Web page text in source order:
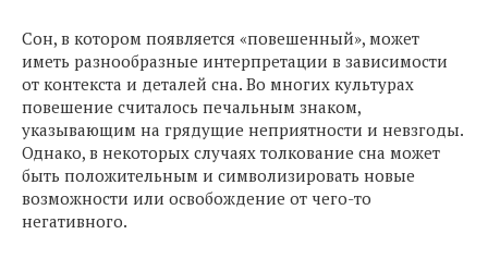
Сон, в котором появляется «повешенный», может
иметь разнообразные интерпретации в зависимости
от контекста и деталей сна. Во многих культурах
повешение считалось печальным знаком,
указывающим на грядущие неприятности и невзгоды.
Однако, в некоторых случаях толкование сна может
быть положительным и символизировать новые
возможности или освобождение от чего-то
негативного.